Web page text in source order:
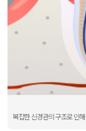
복잡한 신경관의구조로 인해